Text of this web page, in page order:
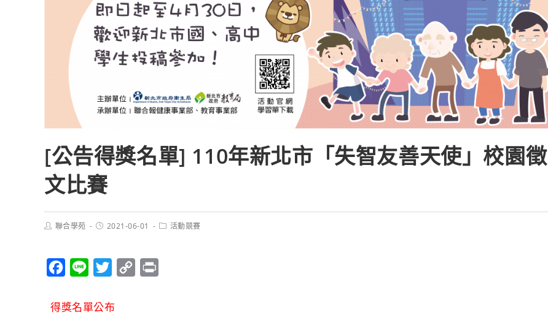
[公告得獎名單] 110年新北市「失智友善天使」校園徵
文比賽
聯合學苑 2021-06-01 活動競賽
c
n
i
得獎名單公布